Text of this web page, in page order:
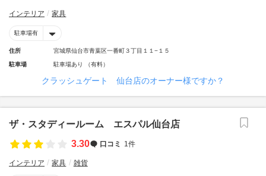
インテリア 家具
駐車場有
住所 宮城県仙台市青葉区一番町３丁目１１−１５
駐車場 駐車場あり （有料）
クラッシュゲート 仙台店のオーナー様ですか？
ザ・スタディールーム エスパル仙台店
3.30
口コミ 1件
インテリア 家具 雑貨